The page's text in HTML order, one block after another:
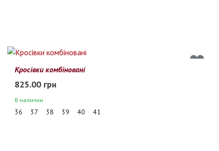
Кросівки комбіновані
825.00 грн
В наличии
36 37 38 39 40 41